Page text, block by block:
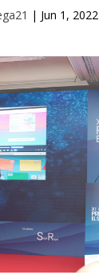
| Jun 1, 2022